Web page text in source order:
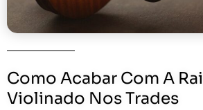
Como Acabar Com A
Violinado Nos Trades